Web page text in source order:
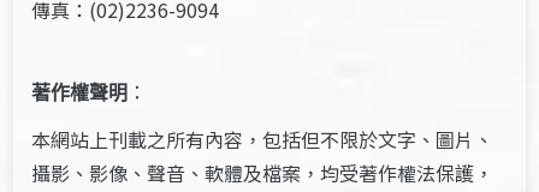
傳真：(02)2236-9094
著作權聲明 ：
本網站上刊載之所有內容，包括但不限於文字、圖片、
攝影、影像、聲音、軟體及檔案，均受著作權法保護，